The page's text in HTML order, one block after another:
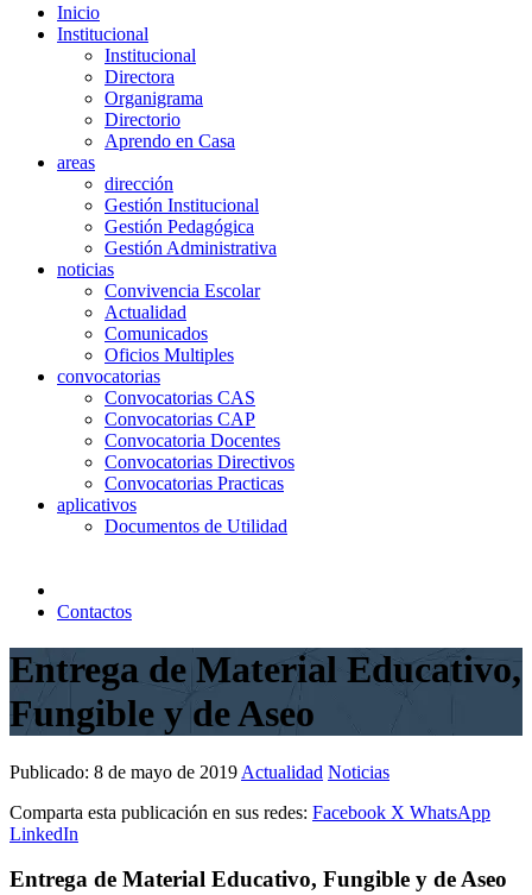
Inicio
Institucional
Institucional
Directora
Organigrama
Directorio
Aprendo en Casa
areas
dirección
Gestión Institucional
Gestión Pedagógica
Gestión Administrativa
noticias
Convivencia Escolar
Actualidad
Comunicados
Oficios Multiples
convocatorias
Convocatorias CAS
Convocatorias CAP
Convocatoria Docentes
Convocatorias Directivos
Convocatorias Practicas
aplicativos
Documentos de Utilidad
Contactos
Entrega de Material Educativo,
Fungible y de Aseo
Publicado: 8 de mayo de 2019 Actualidad Noticias
Comparta esta publicación en sus redes: Facebook X WhatsApp
LinkedIn
Entrega de Material Educativo, Fungible y de Aseo